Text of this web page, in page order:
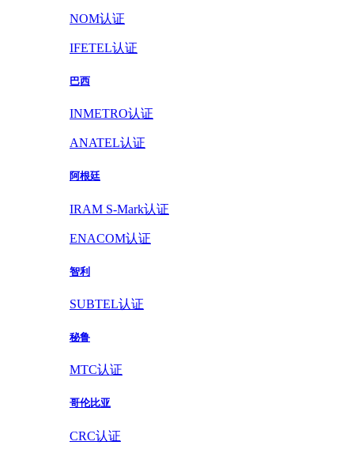
NOM认证
IFETEL认证
巴西
INMETRO认证
ANATEL认证
阿根廷
IRAM S-Mark认证
ENACOM认证
智利
SUBTEL认证
秘鲁
MTC认证
哥伦比亚
CRC认证